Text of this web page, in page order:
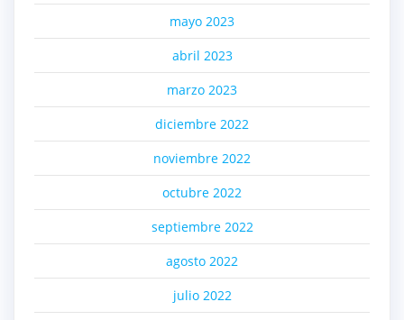
mayo 2023
abril 2023
marzo 2023
diciembre 2022
noviembre 2022
octubre 2022
septiembre 2022
agosto 2022
julio 2022